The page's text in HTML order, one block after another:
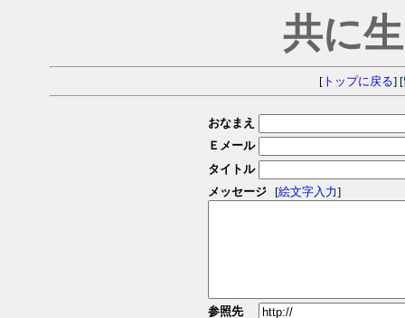
共に
[トップに戻る] [
おなまえ
Ｅメール
タイトル
メッセージ
[絵文字入力]
参照先